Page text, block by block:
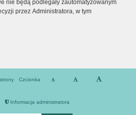
nie będą podlegały zautomatyzowanym
przez Administratora, w tym
Czcionka
Informacja administratora